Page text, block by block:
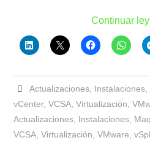
Continuar
Actualizaciones, Instalaciones,
vCenter,VCSA ,Virtualización ,
Actualizaciones Instalaciones
VCSA ,Virtualización ,VMware ,